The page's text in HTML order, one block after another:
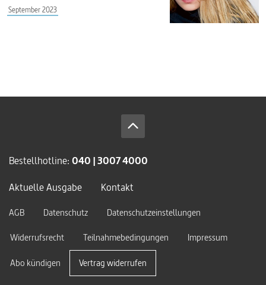
September 2023
Bestellhotline: 040 | 3007 4000
Aktuelle Ausgabe
Kontakt
AGB Datenschutz
Datenschutzeinstellungen
Widerrufsrecht
Teilnahmebedingungen Impressum
Abo kündigen Vertrag widerrufen